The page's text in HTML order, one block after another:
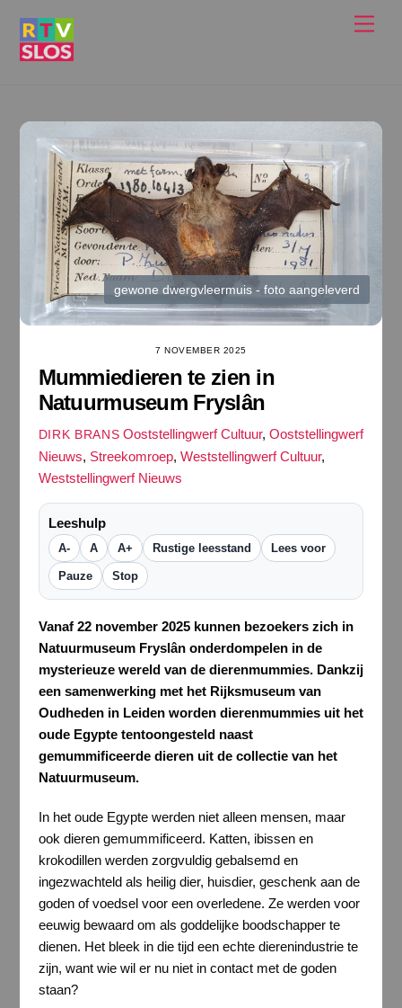
gewone dwergvleermuis - foto aangeleverd
7 NOVEMBER 2025
Mummiedieren te zien in
Natuurmuseum Fryslân
DIRK BRANS Ooststellingwerf Cultuur,Ooststellingwerf
Nieuws, Streekomroep, Weststellingwerf Cultuur,
Weststellingwerf Nieuws
Leeshulp
A- A A+ Rustige leesstand Lees voor
Pauze Stop
Vanaf 22 november 2025 kunnen bezoekers zich in
Natuurmuseum Fryslân onderdompelen in de
mysterieuze wereld van de dierenmummies. Dankzij
een samenwerking met het Rijksmuseum van
Oudheden in Leiden worden dierenmummies uit het
oude Egypte tentoongesteld naast
gemummificeerde dieren uit de collectie van het
Natuurmuseum.
In het oude Egypte werden niet alleen mensen, maar
ook dieren gemummificeerd. Katten, ibissen en
krokodillen werden zorgvuldig gebalsemd en
ingezwachteld als heilig dier, huisdier, geschenk aan de
goden of voedsel voor een overledene. Ze werden voor
eeuwig bewaard om als goddelijke boodschapper te
dienen. Het bleek in die tijd een echte dierenindustrie te
zijn, want wie wil er nu niet in contact met de goden
staan?